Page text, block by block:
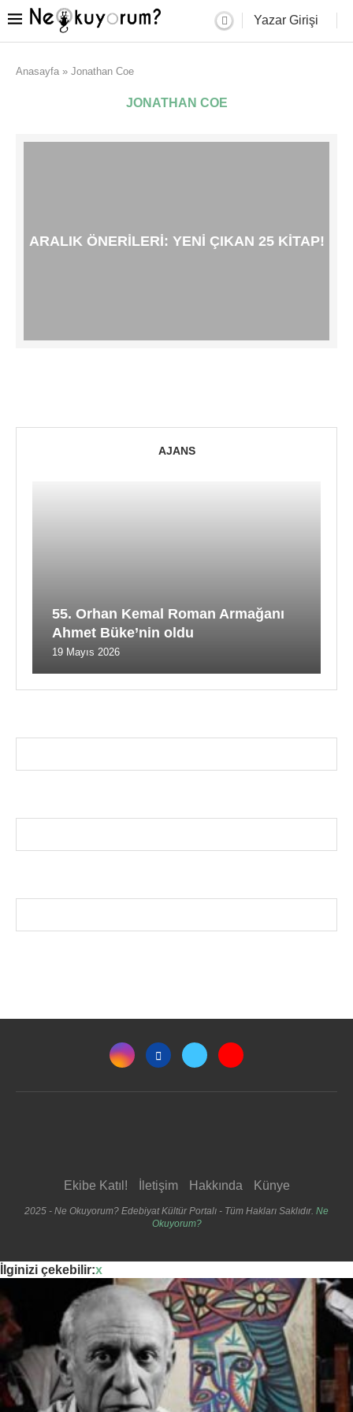
Yazar Girişi
Anasayfa » Jonathan Coe
JONATHAN COE
ARALIK ÖNERILERI: YENI ÇIKAN 25 KITAP!
AJANS
55. Orhan Kemal Roman Armağanı
Ahmet Büke’nin oldu
19 Mayıs 2026
Ekibe Katıl! İletişim Hakkında Künye
2025 - Ne Okuyorum? Edebiyat Kültür Portalı - Tüm Hakları Saklıdır. Ne
Okuyorum?
İlginizi çekebilir:x